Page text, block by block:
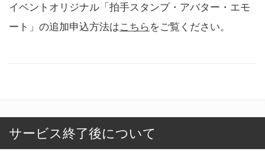
イベントオリジナル「拍手スタンプ・アバター・エモ
ート」の追加申込方法はこちら をご覧ください。
サービス終了後について